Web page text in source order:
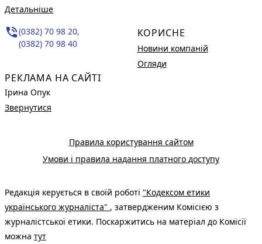
Детальніше
phone_in_talk(0382) 70 98 20,
(0382) 70 98 40
РЕКЛАМА НА САЙТІ
Ірина Опук
Звернутися
КОРИСНЕ
Новини компаній
Огляди
Правила користування сайтом
Умови і правила надання платного доступу
Редакція керується в своїй роботі "Кодексом етики
українського журналіста" , затвердженим Комісією з
журналістської етики. Поскаржитись на матеріал до Комісії
можна тут